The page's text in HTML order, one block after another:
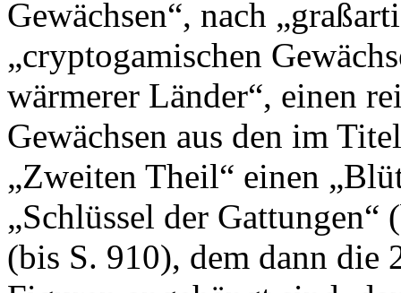
Gewächsen“, nach
„cryptogamischen
wärmerer Länder“, einen
Gewächsen aus den im
„Zweiten Theil“ einen
„Schlüssel der
(bis S. 910), dem dann die